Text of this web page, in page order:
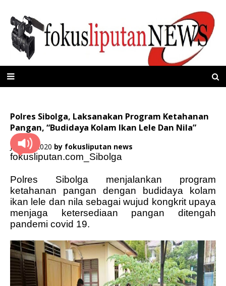
Polres Sibolga, Laksanakan Program Ketahanan
Pangan, “Budidaya Kolam Ikan Lele Dan Nila”
Juni 08, 2020 by fokusliputan news
fokusliputan.com_Sibolga
Polres Sibolga menjalankan program
ketahanan pangan dengan budidaya kolam
ikan lele dan nila sebagai wujud kongkrit upaya
menjaga ketersediaan pangan ditengah
pandemi covid 19.